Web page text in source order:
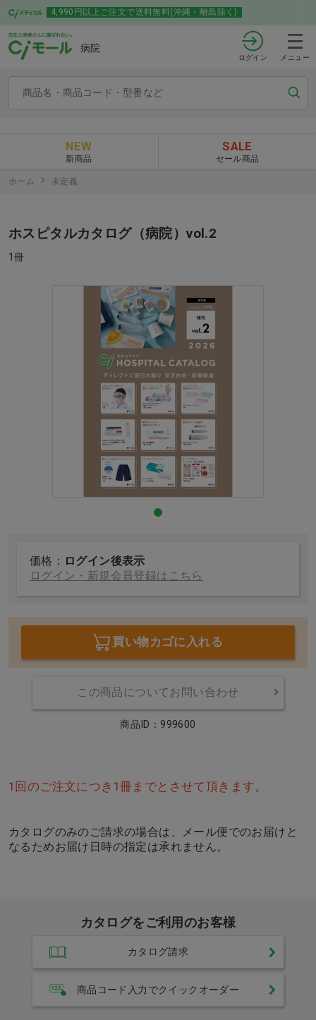
4,990円以上ご注文で送料無料(沖縄・離島除く)
病院
ログイン メニュー
NEW
新商品
SALE
セール商品
ホーム 未定義
ホスピタルカタログ（病院）vol.2
1冊
価格： ログイン後表示
ログイン・新規会員登録はこちら
買い物カゴに入れる
この商品についてお問い合わせ
商品ID：999600
1回のご注文につき1冊までとさせて頂きます。
カタログのみのご請求の場合は、メール便でのお届けと
なるためお届け日時の指定は承れません。
カタログをご利用のお客様
カタログ請求
商品コード入力でクイックオーダー